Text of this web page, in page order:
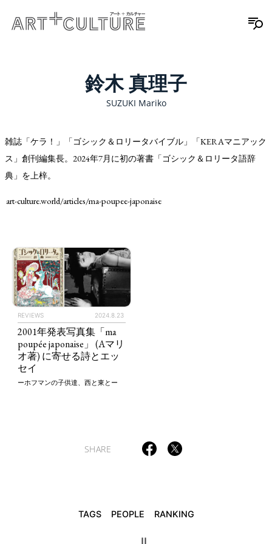
TAGS PEOPLE
鈴木 真理子
SUZUKI Mariko
雑誌「ケラ！」「ゴシック＆ロリータバイブル」「KERAマニアック
ス」創刊編集長。2024年7月に初の著書「ゴシック＆ロリータ語辞
典」を上梓。
art-culture.world/articles/ma-poupee-japonaise
REVIEWS 2024.8.23
2001年発表写真集「ma
poupée japonaise」 (Aマリ
オ著) に寄せる詩とエッ
セイ
ーホフマンの子供達、西と東とー
SHARE
TAGS PEOPLE RANKING